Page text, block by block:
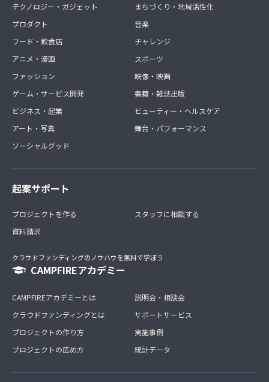
テクノロジー・ガジェット
プロダクト
フード・飲食店
アニメ・漫画
ファッション
ゲーム・サービス開発
ビジネス・起業
アート・写真
ソーシャルグッド
まちづくり・地域活性化
音楽
チャレンジ
スポーツ
映像・映画
書籍・雑誌出版
ビューティー・ヘルスケア
舞台・パフォーマンス
起案サポート
プロジェクトを作る
資料請求
スタッフに相談する
クラウドファンディングのノウハウを無料で学ぼう
CAMPFIREアカデミー
CAMPFIREアカデミーとは
クラウドファンディングとは
プロジェクトの作り方
プロジェクトの広め方
説明会・相談会
サポートサービス
実施事例
統計データ